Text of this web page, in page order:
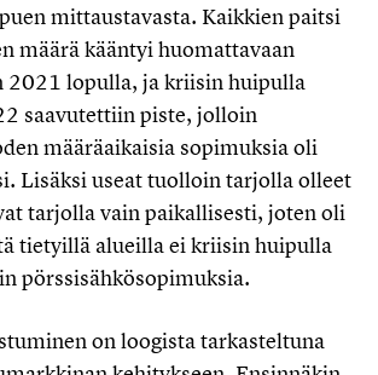
mittaustavasta. Kaikkien paitsi
määrä kääntyi huomattavaan
2021 lopulla, ja kriisin huipulla
saavutettiin piste, jolloin
määräaikaisia sopimuksia oli
Lisäksi useat tuolloin tarjolla olleet
tarjolla vain paikallisesti, joten oli
tietyillä alueilla ei kriisin huipulla
pörssisähkösopimuksia.
on loogista tarkasteltuna